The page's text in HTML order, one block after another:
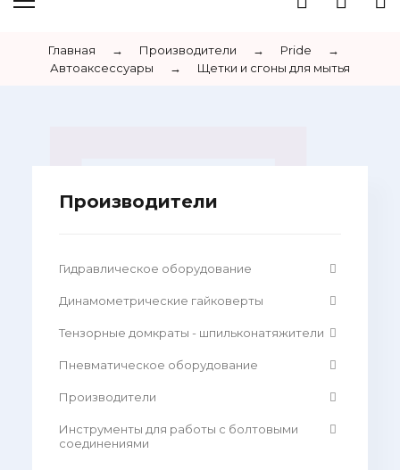
Главная → Производители → Pride
→
Автоаксессуары
→ Щетки и сгоны для мытья
Производители
Гидравлическое оборудование
Динамометрические гайковерты
Тензорные домкраты - шпильконатяжители
Пневматическое оборудование
Производители
Инструменты для работы с болтовыми
соединениями